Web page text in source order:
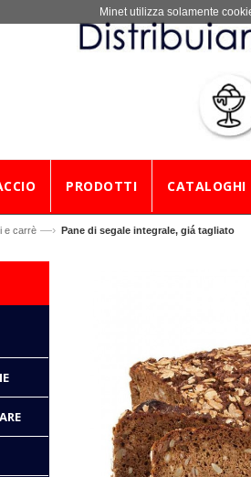
PRODOTTI CATALOGHI
e carrè —› Pane di segale integrale, giá tagliato
Minet utilizza solamente